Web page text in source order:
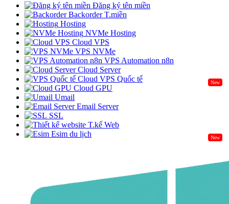
Đăng ký tên miền
Backorder T.miền
Hosting
NVMe Hosting
Cloud VPS
VPS NVMe
VPS Automation n8n
Cloud Server
Cloud VPS Quốc tế
New
Cloud GPU
Umail
Email Server
SSL
T.kế Web
Esim du lịch
New